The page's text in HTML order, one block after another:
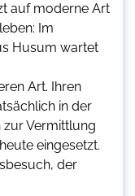
auf moderne Art
Im
Husum wartet
Art. Ihren
in der
Vermittlung
eingesetzt.
der